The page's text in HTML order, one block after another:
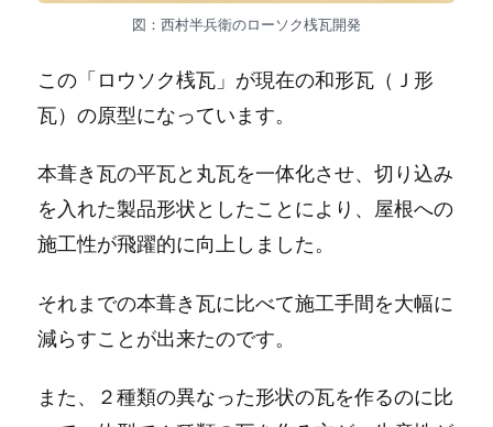
図：西村半兵衛のローソク桟瓦開発
この「ロウソク桟瓦」が現在の和形瓦（Ｊ形
瓦）の原型になっています。
本葺き瓦の平瓦と丸瓦を一体化させ、切り込み
を入れた製品形状としたことにより、屋根への
施工性が飛躍的に向上しました。
それまでの本葺き瓦に比べて施工手間を大幅に
減らすことが出来たのです。
また、２種類の異なった形状の瓦を作るのに比